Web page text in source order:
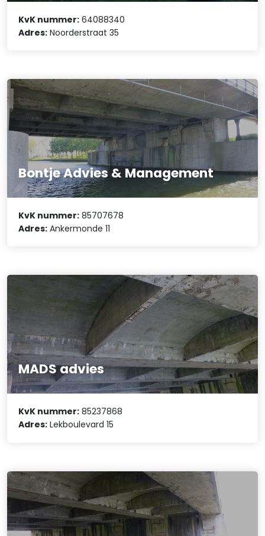
KvK nummer: 64088340
Adres: Noorderstraat 35
Bontje Advies & Management
KvK nummer: 85707678
Adres: Ankermonde 11
MADS advies
KvK nummer: 85237868
Adres: Lekboulevard 15